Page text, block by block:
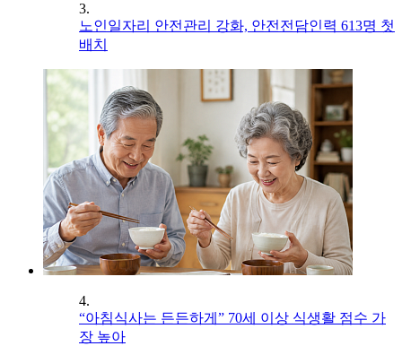
3.
노인일자리 안전관리 강화, 안전전담인력 613명 첫
배치
4.
“아침식사는 든든하게” 70세 이상 식생활 점수 가
장 높아